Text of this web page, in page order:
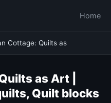
Home
Cottage: Quilts as
as Art |
Quilt blocks